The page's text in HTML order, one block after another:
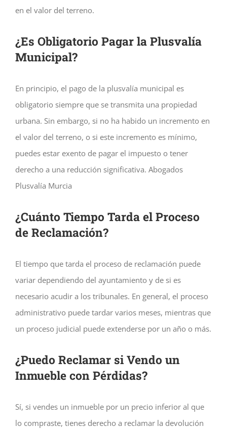
en el valor del terreno.
¿Es Obligatorio Pagar la Plusvalía
Municipal?
En principio, el pago de la plusvalía municipal es
obligatorio siempre que se transmita una propiedad
urbana. Sin embargo, si no ha habido un incremento en
el valor del terreno, o si este incremento es mínimo,
puedes estar exento de pagar el impuesto o tener
derecho a una reducción significativa. Abogados
Plusvalía Murcia
¿Cuánto Tiempo Tarda el Proceso
de Reclamación?
El tiempo que tarda el proceso de reclamación puede
variar dependiendo del ayuntamiento y de si es
necesario acudir a los tribunales. En general, el proceso
administrativo puede tardar varios meses, mientras que
un proceso judicial puede extenderse por un año o más.
¿Puedo Reclamar si Vendo un
Inmueble con Pérdidas?
Sí, si vendes un inmueble por un precio inferior al que
lo compraste, tienes derecho a reclamar la devolución